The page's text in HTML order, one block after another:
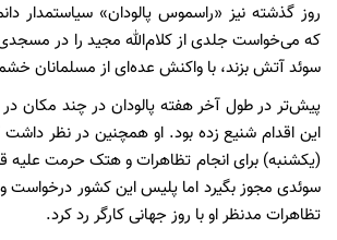
روز گذشته نیز «راسموس پالودان» سیاستمدار
که می‌خواست جلدی از کلام‌الله مجید را در
سوئد آتش بزند، با واکنش عده‌ای از مسلمانان
پیش‌تر در طول آخر هفته پالودان در چند مکان
این اقدام شنیع زده بود. او همچنین در نظر
(یکشنبه) برای انجام تظاهرات و هتک حرمت علیه
سوئدی مجوز بگیرد اما پلیس این کشور درخواست
تظاهرات مدنظر او با روز جهانی کارگر رد کرد.